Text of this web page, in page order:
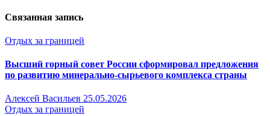
Связанная запись
Отдых за границей
Высший горный совет России сформировал предложения
по развитию минерально-сырьевого комплекса страны
Алексей Васильев 25.05.2026
Отдых за границей